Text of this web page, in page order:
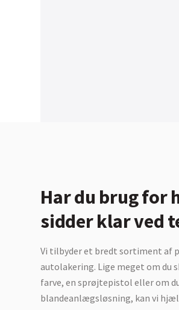
Har du brug for
sidder klar ved
Vi tilbyder et bredt sortiment af
autolakering. Lige meget om du
farve, en sprøjtepistol eller om
blandeanlægsløsning, kan vi